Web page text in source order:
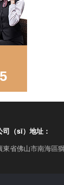
司（sī）地址：
東省佛山市南海區